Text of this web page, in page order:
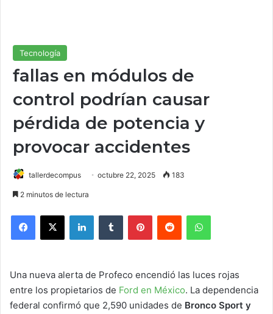
Tecnología
fallas en módulos de
control podrían causar
pérdida de potencia y
provocar accidentes
tallerdecompus octubre 22, 2025 183
2 minutos de lectura
Una nueva alerta de Profeco encendió las luces rojas
entre los propietarios de Ford en México. La dependencia
federal confirmó que 2,590 unidades de Bronco Sport y